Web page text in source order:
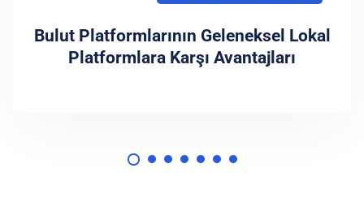
Bulut Platformlarının Geleneksel Lokal
Platformlara Karşı Avantajları